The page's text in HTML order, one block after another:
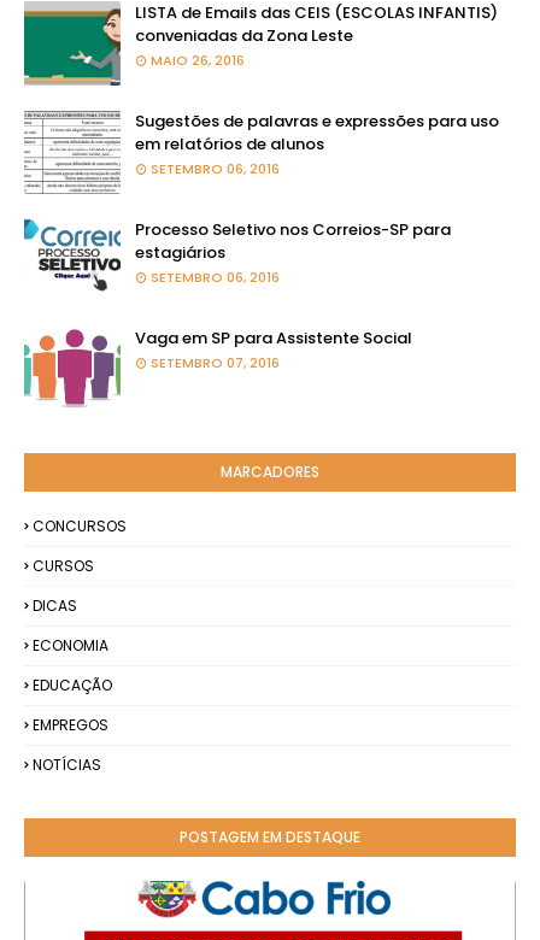
LISTA de Emails das CEIS (ESCOLAS INFANTIS)
conveniadas da Zona Leste
MAIO 26, 2016
Sugestões de palavras e expressões para uso
em relatórios de alunos
SETEMBRO 06, 2016
Processo Seletivo nos Correios-SP para
estagiários
SETEMBRO 06, 2016
Vaga em SP para Assistente Social
SETEMBRO 07, 2016
MARCADORES
CONCURSOS
CURSOS
DICAS
ECONOMIA
EDUCAÇÃO
EMPREGOS
NOTÍCIAS
POSTAGEM EM DESTAQUE